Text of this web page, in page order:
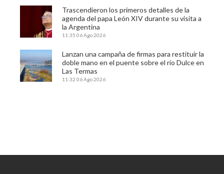
Trascendieron los primeros detalles de la
agenda del papa León XIV durante su visita a
la Argentina
11:35 06 Ago 2026
Lanzan una campaña de firmas para restituir la
doble mano en el puente sobre el río Dulce en
Las Termas
11:32 06 Ago 2026